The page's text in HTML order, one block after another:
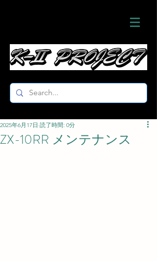
ZX-10RR メンテナンス
2025年6月17日 読了時間: 0分